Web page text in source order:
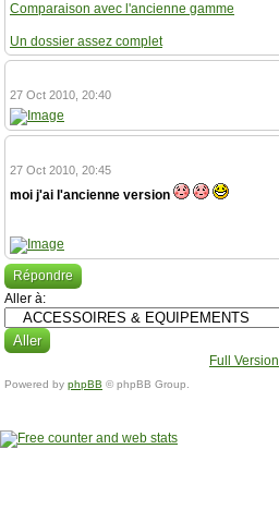
Comparaison avec l'ancienne gamme
Un dossier assez complet
27 Oct 2010, 20:40
27 Oct 2010, 20:45
moi j'ai l'ancienne version
Répondre
Aller à:
Full Version
Powered by phpBB © phpBB Group.